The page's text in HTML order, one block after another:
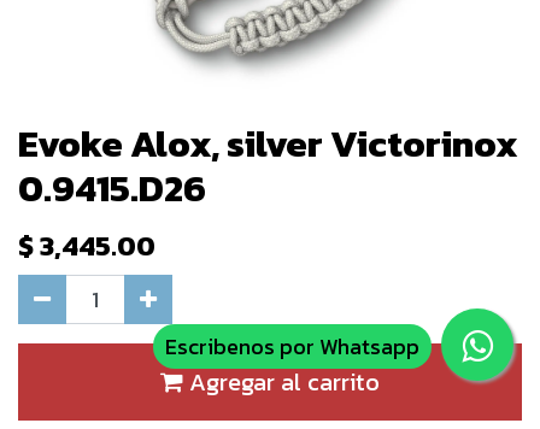
Evoke Alox, silver Victorinox
0.9415.D26
$3,445.00
Agregar al carrito
Escribenos por Whatsapp